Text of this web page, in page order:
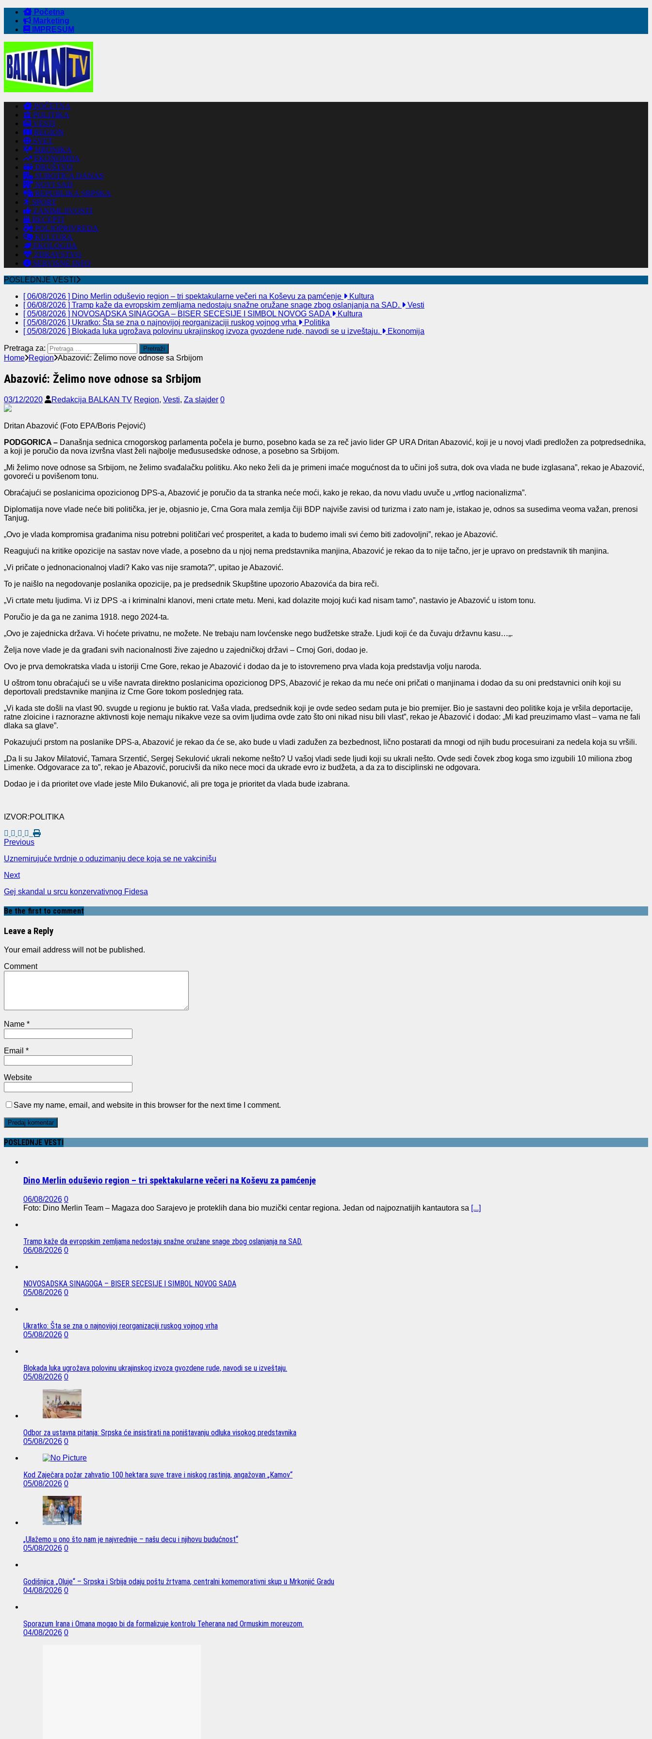
Početna
Marketing
IMPRESUM
POČETNA
POLITIKA
VESTI
REGION
SVET
HRONIKA
EKONOMIJA
DRUŠTVO
SUBOTICA DANAS
NOVI SAD
REPUBLIKA SRPSKA
SPORT
ZANIMLJIVOSTI
RECEPTI
POLJOPRIVREDA
KULTURA
EKOLOGIJA
ZDRAVSTVO
SERVISNE INFO
POSLEDNJE VESTI
[ 06/08/2026 ] Dino Merlin oduševio region – tri spektakularne večeri na Koševu za pamćenje
Kultura
[ 06/08/2026 ] Tramp kaže da evropskim zemljama nedostaju snažne oružane snage zbog oslanjanja na SAD.
Vesti
[ 05/08/2026 ] NOVOSADSKA SINAGOGA – BISER SECESIJE I SIMBOL NOVOG SADA
Kultura
[ 05/08/2026 ] Ukratko: Šta se zna o najnovijoj reorganizaciji ruskog vojnog vrha
Politika
[ 05/08/2026 ] Blokada luka ugrožava polovinu ukrajinskog izvoza gvozdene rude, navodi se u izveštaju. Ekonomija
Pretraga za:
Home Region Abazović: Želimo nove odnose sa Srbijom
Abazović: Želimo nove odnose sa Srbijom
03/12/2020 Redakcija BALKAN TV Region, Vesti, Za slajder 0
Dritan Abazović (Foto EPA/Boris Pejović)
PODGORICA – Današnja sednica crnogorskog parlamenta počela je burno, posebno kada se za reč javio lider GP URA Dritan Abazović, koji je u novoj vladi predložen za potpredsednika,
a koji je poručio da nova izvršna vlast želi najbolje međususedske odnose, a posebno sa Srbijom.
„Mi želimo nove odnose sa Srbijom, ne želimo svađalačku politiku. Ako neko želi da je primeni imaće mogućnost da to učini još sutra, dok ova vlada ne bude izglasana”, rekao je Abazović,
govoreći u povišenom tonu.
Obraćajući se poslanicima opozicionog DPS-a, Abazović je poručio da ta stranka neće moći, kako je rekao, da novu vladu uvuče u „vrtlog nacionalizma”.
Diplomatija nove vlade neće biti politička, jer je, objasnio je, Crna Gora mala zemlja čiji BDP najviše zavisi od turizma i zato nam je, istakao je, odnos sa susedima veoma važan, prenosi
Tanjug.
„Ovo je vlada kompromisa građanima nisu potrebni političari već prosperitet, a kada to budemo imali svi ćemo biti zadovoljni”, rekao je Abazović.
Reagujući na kritike opozicije na sastav nove vlade, a posebno da u njoj nema predstavnika manjina, Abazović je rekao da to nije tačno, jer je upravo on predstavnik tih manjina.
„Vi pričate o jednonacionalnoj vladi? Kako vas nije sramota?”, upitao je Abazović.
To je naišlo na negodovanje poslanika opozicije, pa je predsednik Skupštine upozorio Abazovića da bira reči.
„Vi crtate metu ljudima. Vi iz DPS -a i kriminalni klanovi, meni crtate metu. Meni, kad dolazite mojoj kući kad nisam tamo”, nastavio je Abazović u istom tonu.
Poručio je da ga ne zanima 1918. nego 2024-ta.
„Ovo je zajednicka država. Vi hoćete privatnu, ne možete. Ne trebaju nam lovćenske nego budžetske straže. Ljudi koji će da čuvaju državnu kasu…„.
Želja nove vlade je da građani svih nacionalnosti žive zajedno u zajedničkoj državi – Crnoj Gori, dodao je.
Ovo je prva demokratska vlada u istoriji Crne Gore, rekao je Abazović i dodao da je to istovremeno prva vlada koja predstavlja volju naroda.
U oštrom tonu obraćajući se u više navrata direktno poslanicima opozicionog DPS, Abazović je rekao da mu neće oni pričati o manjinama i dodao da su oni predstavnici onih koji su
deportovali predstavnike manjina iz Crne Gore tokom poslednjeg rata.
„Vi kada ste došli na vlast 90. svugde u regionu je buktio rat. Vaša vlada, predsednik koji je ovde sedeo sedam puta je bio premijer. Bio je sastavni deo politike koja je vršila deportacije,
ratne zloicine i raznorazne aktivnosti koje nemaju nikakve veze sa ovim ljudima ovde zato što oni nikad nisu bili vlast”, rekao je Abazović i dodao: „Mi kad preuzimamo vlast – vama ne fali
dlaka sa glave”.
Pokazujući prstom na poslanike DPS-a, Abazović je rekao da će se, ako bude u vladi zadužen za bezbednost, lično postarati da mnogi od njih budu procesuirani za nedela koja su vršili.
„Da li su Jakov Milatović, Tamara Srzentić, Sergej Sekulović ukrali nekome nešto? U vašoj vladi sede ljudi koji su ukrali nešto. Ovde sedi čovek zbog koga smo izgubili 10 miliona zbog
Limenke. Odgovarace za to”, rekao je Abazović, porucivši da niko nece moci da ukrade evro iz budžeta, a da za to disciplinski ne odgovara.
Dodao je i da prioritet ove vlade jeste Milo Đukanović, ali pre toga je prioritet da vlada bude izabrana.
IZVOR:POLITIKA
Previous
Uznemirujuće tvrdnje o oduzimanju dece koja se ne vakcinišu
Next
Gej skandal u srcu konzervativnog Fidesa
Be the first to comment
Leave a Reply
Your email address will not be published.
Comment
Name *
Email *
Website
Save my name, email, and website in this browser for the next time I comment.
POSLEDNJE VESTI
Dino Merlin oduševio region – tri spektakularne večeri na Koševu za pamćenje
06/08/2026 0
Foto: Dino Merlin Team – Magaza doo Sarajevo je proteklih dana bio muzički centar regiona. Jedan od najpoznatijih kantautora sa [...]
Tramp kaže da evropskim zemljama nedostaju snažne oružane snage zbog oslanjanja na SAD.
06/08/2026 0
NOVOSADSKA SINAGOGA – BISER SECESIJE I SIMBOL NOVOG SADA
05/08/2026 0
Ukratko: Šta se zna o najnovijoj reorganizaciji ruskog vojnog vrha
05/08/2026 0
Blokada luka ugrožava polovinu ukrajinskog izvoza gvozdene rude, navodi se u izveštaju.
05/08/2026 0
Odbor za ustavna pitanja: Srpska će insistirati na poništavanju odluka visokog predstavnika
05/08/2026 0
Kod Zaječara požar zahvatio 100 hektara suve trave i niskog rastinja, angažovan „Kamov“
05/08/2026 0
„Ulažemo u ono što nam je najvrednije – našu decu i njihovu budućnost“
05/08/2026 0
Godišnjica „Oluje“ – Srpska i Srbija odaju poštu žrtvama, centralni komemorativni skup u Mrkonjić Gradu
04/08/2026 0
Sporazum Irana i Omana mogao bi da formalizuje kontrolu Teherana nad Ormuskim moreuzom.
04/08/2026 0